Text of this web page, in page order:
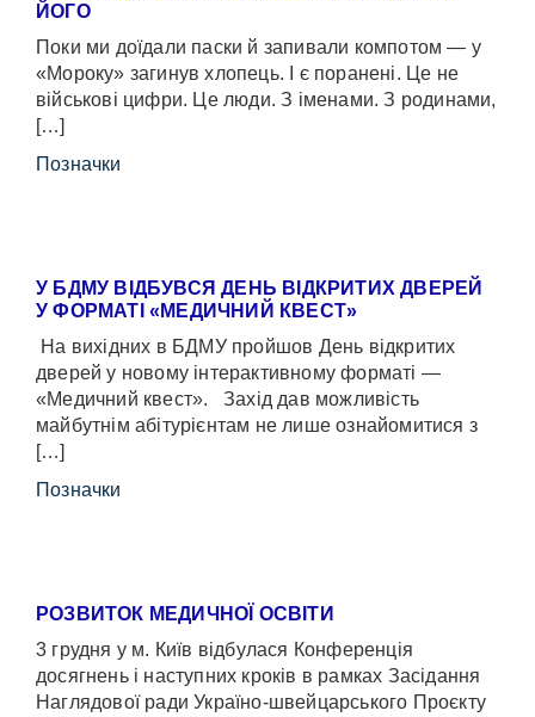
ЙОГО
Поки ми доїдали паски й запивали компотом — у
«Мороку» загинув хлопець. І є поранені. Це не
військові цифри. Це люди. З іменами. З родинами,
[…]
Позначки
У БДМУ ВІДБУВСЯ ДЕНЬ ВІДКРИТИХ ДВЕРЕЙ
У ФОРМАТІ «МЕДИЧНИЙ КВЕСТ»
На вихідних в БДМУ пройшов День відкритих
дверей у новому інтерактивному форматі —
«Медичний квест». Захід дав можливість
майбутнім абітурієнтам не лише ознайомитися з
[…]
Позначки
РОЗВИТОК МЕДИЧНОЇ ОСВІТИ
3 грудня у м. Київ відбулася Конференція
досягнень і наступних кроків в рамках Засідання
Наглядової ради Україно-швейцарського Проєкту